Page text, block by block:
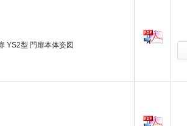
YS2型 門扉本体姿図